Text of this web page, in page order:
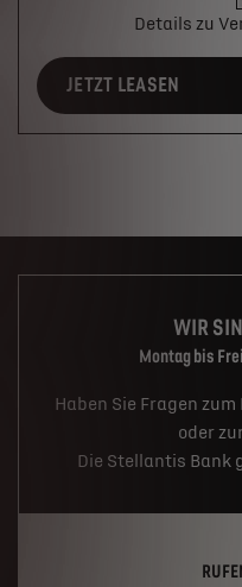
Details zu
JETZT LEASEN
WIR
Montag bis
Haben Sie Fragen
oder
Die Stellantis Bank